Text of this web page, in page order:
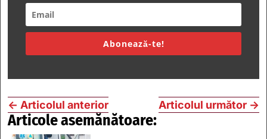
Abonează-te!
← Articolul anterior Articolul următor →
Articole asemănătoare: